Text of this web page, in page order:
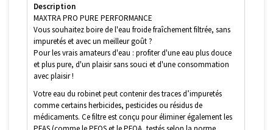
Description
MAXTRA PRO PURE PERFORMANCE
Vous souhaitez boire de l'eau froide fraîchement filtrée, sans
impuretés et avec un meilleur goût ?
Pour les vrais amateurs d'eau : profiter d'une eau plus douce
et plus pure, d'un plaisir sans souci et d'une consommation
avec plaisir !
Votre eau du robinet peut contenir des traces d’impuretés
comme certains herbicides, pesticides ou résidus de
médicaments. Ce filtre est conçu pour éliminer également les